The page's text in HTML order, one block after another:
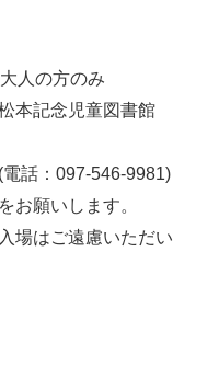
人の方のみ
本記念児童図書館
話：097-546-9981)
お願いします。
場はご遠慮いただい